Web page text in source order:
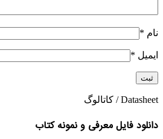
نام *
ایمیل *
Datasheet / کاتالوگ
دانلود فایل معرفی و نمونه کتاب